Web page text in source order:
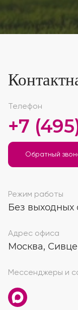
Телефон
+7
Обратный
Режим работы
Без выходных
Адрес офиса
Москва,
Мессенджеры и